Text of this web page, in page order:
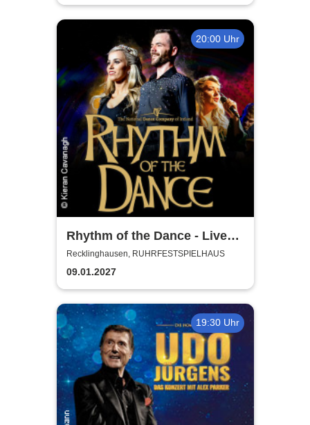
20:00 Uhr
Rhythm of the Dance - Live
2027
Recklinghausen, RUHRFESTSPIELHAUS
09.01.2027
19:30 Uhr